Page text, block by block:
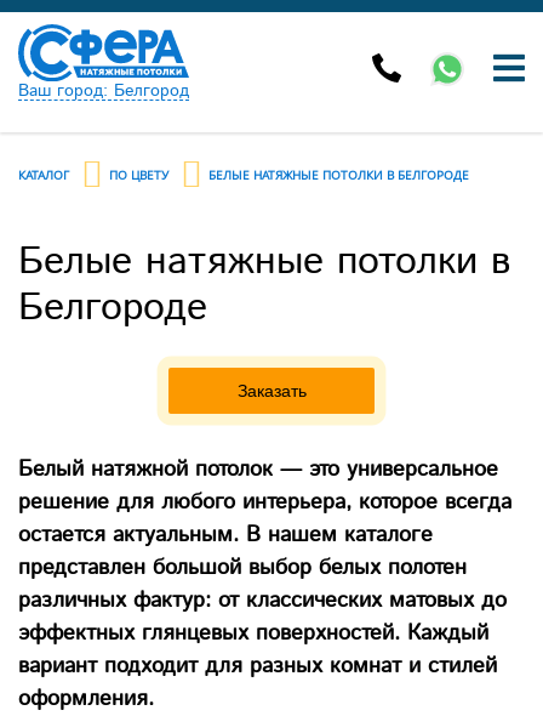
Ваш город: Белгород
КАТАЛОГ ПО ЦВЕТУ БЕЛЫЕ НАТЯЖНЫЕ ПОТОЛКИ В БЕЛГОРОДЕ
Белые натяжные потолки в
Белгороде
Заказать
Белый натяжной потолок — это универсальное
решение для любого интерьера, которое всегда
остается актуальным. В нашем каталоге
представлен большой выбор белых полотен
различных фактур: от классических матовых до
эффектных глянцевых поверхностей. Каждый
вариант подходит для разных комнат и стилей
оформления.